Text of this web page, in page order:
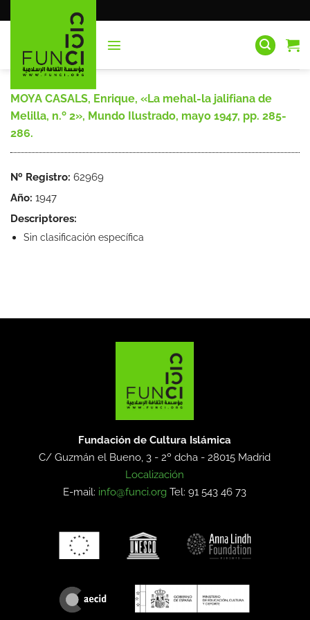
al
MOYA CASALS, Enrique, «La mehal-la jalifiana de
Melilla, n.º 2», Mundo Ilustrado, mayo 1947, pp. 285-
286.
Nº Registro: 62969
Año: 1947
Descriptores:
Sin clasificación específica
Fundación de Cultura Islámica
C/ Guzmán el Bueno, 3 - 2º dcha -28015 Madrid
Localización
E-mail: info@funci.org Tel: 91 543 46 73